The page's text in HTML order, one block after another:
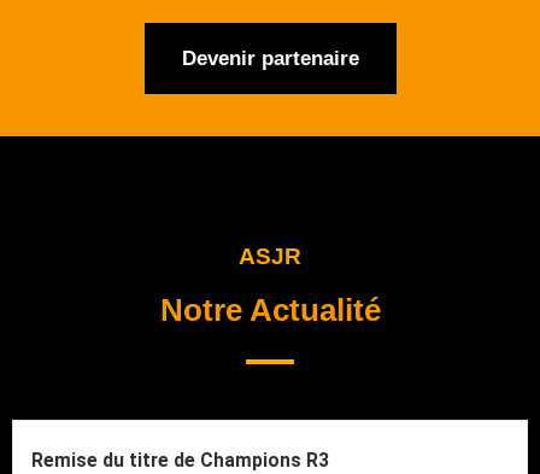
Devenir partenaire
ASJR
Notre Actualité
Remise du titre de Champions R3